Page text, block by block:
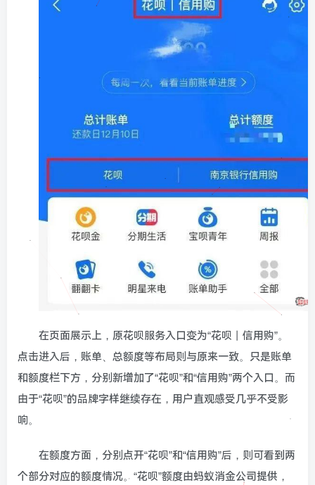
在页面展示上，原花呗服务入口变为“花呗丨信用购”。
点击进入后，账单、总额度等布局则与原来一致。只是账单
和额度栏下方，分别新增加了“花呗”和“信用购”两个入口。而
由于“花呗”的品牌字样继续存在，用户直观感受几乎不受影
响。
在额度方面，分别点开“花呗”和“信用购”后，则可看到两
个部分对应的额度情况。“花呗”额度由蚂蚁消金公司提供，